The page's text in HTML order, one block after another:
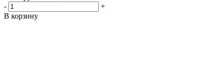
-
+
В корзину